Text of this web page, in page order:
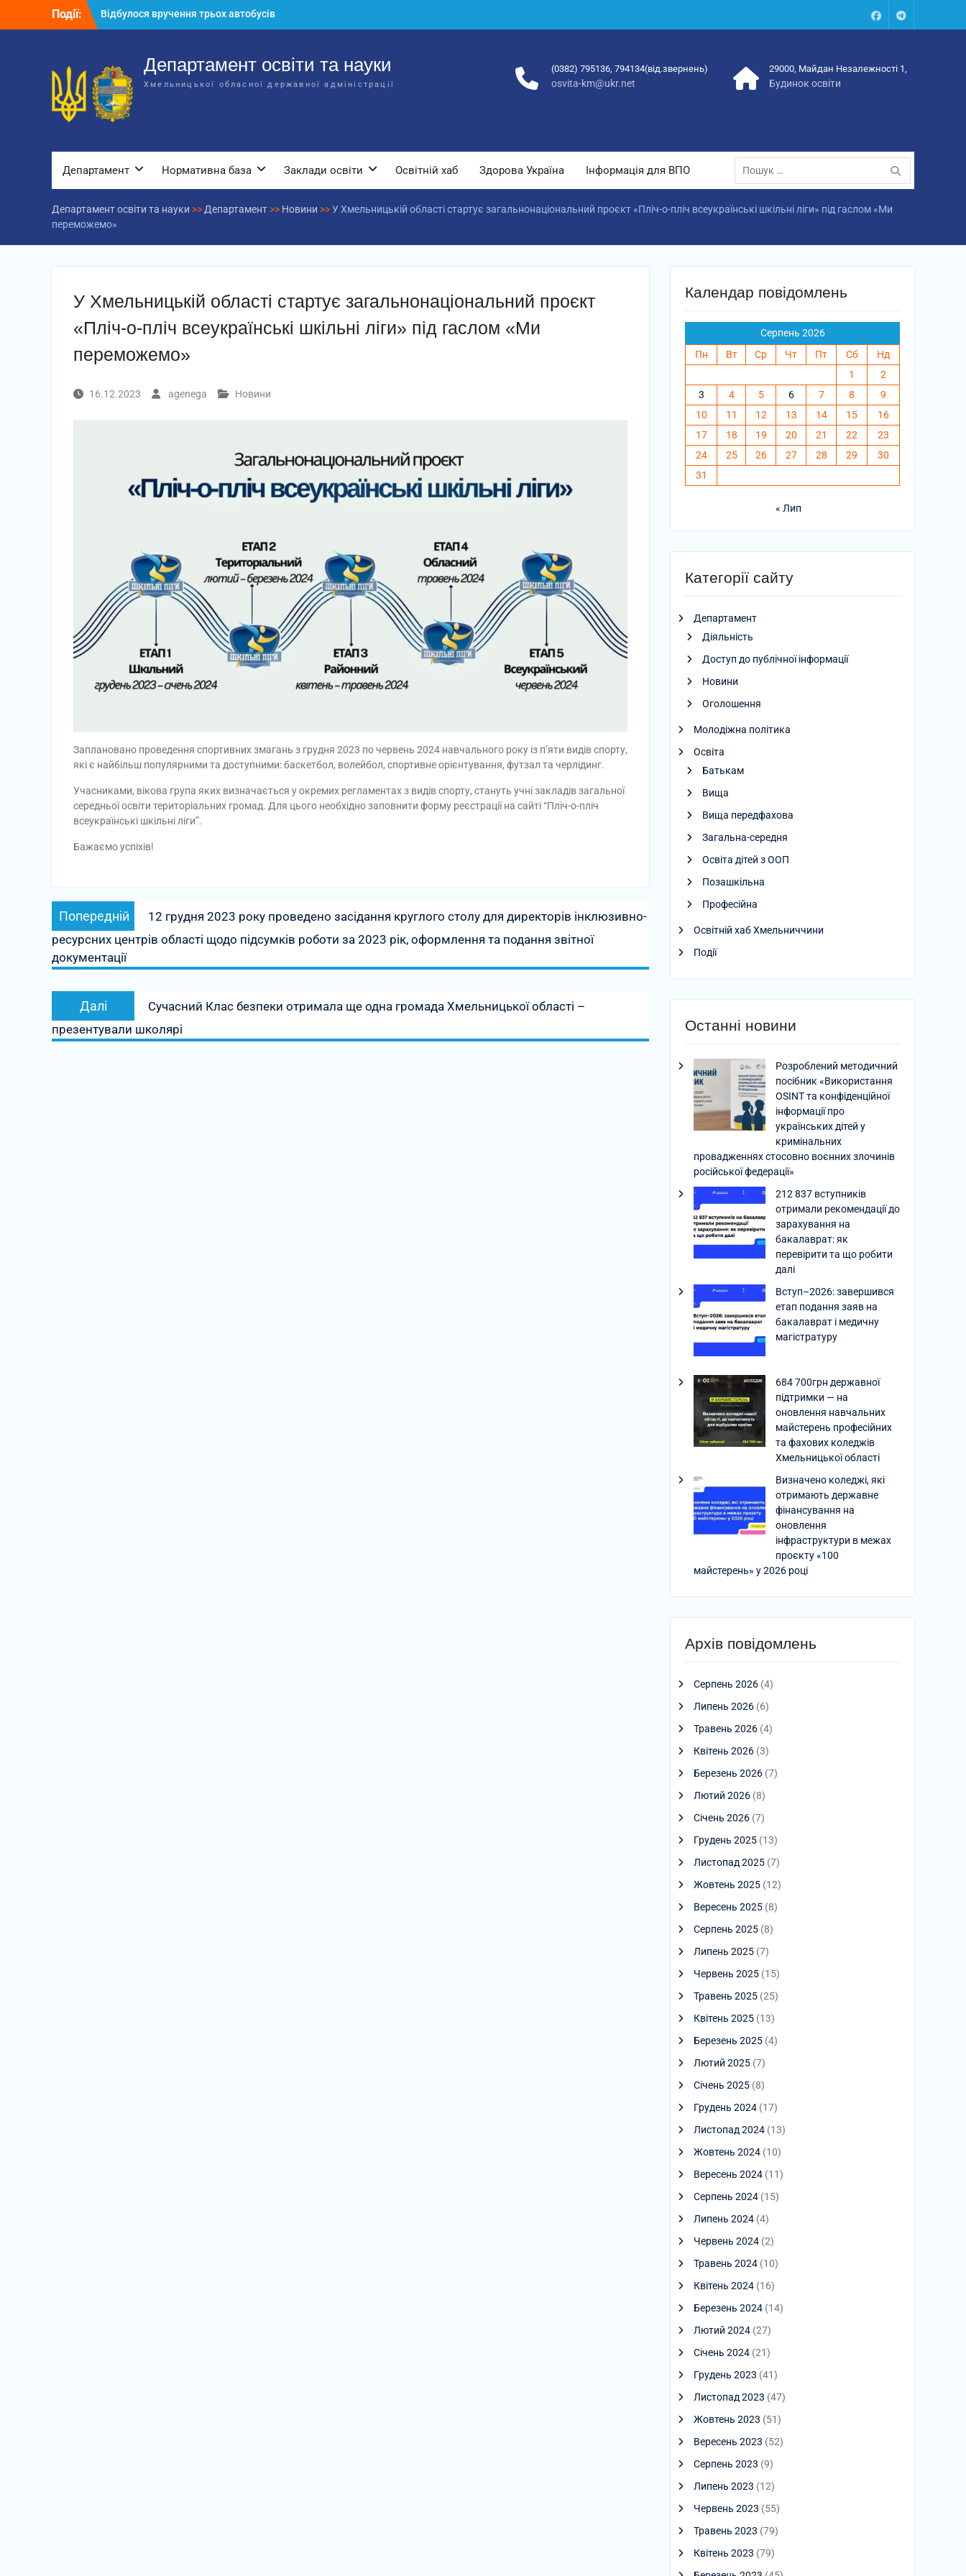
Події:
Відбулося вручення трьох автобусів
для потреб закладів освіти
Департаменту освіти та науки обласної
державної адміністрації
Відбулась обласна нарада для
відповідальних за національно-
патріотичне виховання
FacebookTalegram
Департамент освіти та науки
Хмельницької обласної державної адміністрації
(0382) 795136, 794134(від.звернень)
osvita-km@ukr.net
29000, Майдан Незалежності 1,
Будинок освіти
Департамент Нормативна база Заклади освіти Освітній хаб Здорова Україна Інформація для ВПО
Пошук:
Департамент освіти та науки >> Департамент >> Новини >>У Хмельницькій області стартує загальнонаціональний проєкт «Пліч-о-пліч всеукраїнські шкільні ліги» під гаслом «Ми
переможемо»
У Хмельницькій області стартує загальнонаціональний проєкт
«Пліч-о-пліч всеукраїнські шкільні ліги» під гаслом «Ми
переможемо»
16.12.2023 agenega Новини
Заплановано проведення спортивних змагань з грудня 2023 по червень 2024 навчального року із п’яти видів спорту,
які є найбільш популярними та доступними: баскетбол, волейбол, спортивне орієнтування, футзал та черлідинг.
Учасниками, вікова група яких визначається у окремих регламентах з видів спорту, стануть учні закладів загальної
середньої освіти територіальних громад. Для цього необхідно заповнити форму реєстрації на сайті “Пліч-о-пліч
всеукраїнські шкільні ліги”.
Бажаємо успіхів!
Навігація
записів
Попередній
запис:
12 грудня 2023 року проведено засідання круглого столу для директорів інклюзивно-
ресурсних центрів області щодо підсумків роботи за 2023 рік, оформлення та подання звітної
документації
Далі
запис:
Сучасний Клас безпеки отримала ще одна громада Хмельницької області –
презентували школярі
Календар повідомлень
Серпень 2026
Пн
Вт Ср Чт Пт Сб
Нд
1
2
3
4 5 6 7 8
9
10
11 12 13 14 15
16
17
18 19 20 21 22
23
24
25 26 27 28 29
30
31
« Лип
Категорії сайту
Департамент
Діяльність
Доступ до публічної інформації
Новини
Оголошення
Молодіжна політика
Освіта
Батькам
Вища
Вища передфахова
Загальна-середня
Освіта дітей з ООП
Позашкільна
Професійна
Освітній хаб Хмельниччини
Події
Останні новини
Розроблений методичний
посібник «Використання
OSINT та конфіденційної
інформації про
українських дітей у
кримінальних
провадженнях стосовно воєнних злочинів
російської федерації»
212 837 вступників
отримали рекомендації до
зарахування на
бакалаврат: як
перевірити та що робити
далі
Вступ–2026: завершився
етап подання заяв на
бакалаврат і медичну
магістратуру
684 700грн державної
підтримки — на
оновлення навчальних
майстерень професійних
та фахових коледжів
Хмельницької області
Визначено коледжі, які
отримають державне
фінансування на
оновлення
інфраструктури в межах
проєкту «100
майстерень» у 2026 році
Архів повідомлень
Серпень 2026 (4)
Липень 2026 (6)
Травень 2026 (4)
Квітень 2026 (3)
Березень 2026 (7)
Лютий 2026 (8)
Січень 2026 (7)
Грудень 2025 (13)
Листопад 2025 (7)
Жовтень 2025 (12)
Вересень 2025 (8)
Серпень 2025 (8)
Липень 2025 (7)
Червень 2025 (15)
Травень 2025 (25)
Квітень 2025 (13)
Березень 2025 (4)
Лютий 2025 (7)
Січень 2025 (8)
Грудень 2024 (17)
Листопад 2024 (13)
Жовтень 2024 (10)
Вересень 2024 (11)
Серпень 2024 (15)
Липень 2024 (4)
Червень 2024 (2)
Травень 2024 (10)
Квітень 2024 (16)
Березень 2024 (14)
Лютий 2024 (27)
Січень 2024 (21)
Грудень 2023 (41)
Листопад 2023 (47)
Жовтень 2023 (51)
Вересень 2023 (52)
Серпень 2023 (9)
Липень 2023 (12)
Червень 2023 (55)
Травень 2023 (79)
Квітень 2023 (79)